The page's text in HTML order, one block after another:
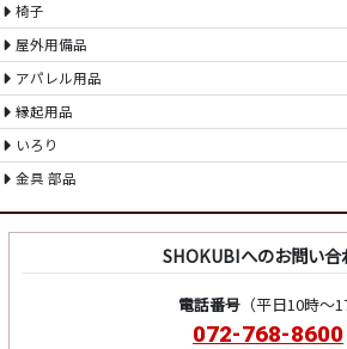
椅子
屋外用備品
アパレル用品
縁起用品
いろり
金具 部品
SHOKUBIへのお問い合
電話番号（平日10時～
072-768-8600